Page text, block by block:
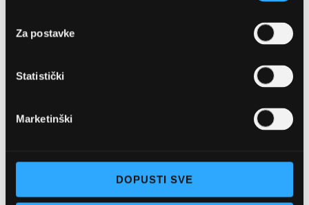
Za postavke
Statistički
Marketinški
DOPUSTI SVE
webshop@optikanjego.hr
OPTIKA NJEGO, POSLOVNICA 2